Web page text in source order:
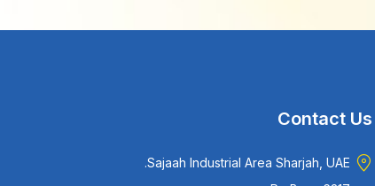
Contact Us
Sajaah Industrial Area Sharjah, UAE.